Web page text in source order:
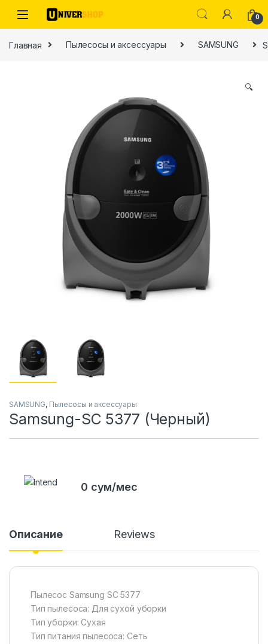
Skip to navigation
Skip to content
0
Главная Пылесосы и аксессуары SAMSUNG
🔍
SAMSUNG, Пылесосы и аксессуары
Samsung-SC 5377 (Черный)
0 сум/мес
Описание Reviews
Пылесос Samsung SC 5377
Тип пылесоса: Для сухой уборки
Тип уборки: Сухая
Тип питания пылесоса: Сеть